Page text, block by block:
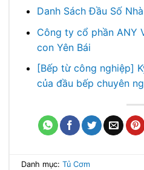
Danh Sách Đầu Số
Công ty cổ phần ANY
con Yên Bái
[Bếp từ công nghiệp]
của đầu bếp chuyên
Danh mục: Tủ Cơm